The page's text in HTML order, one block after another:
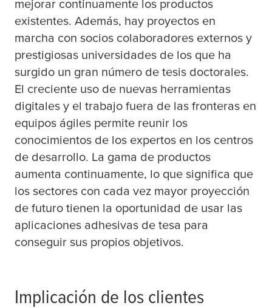
mejorar continuamente los productos
existentes. Además, hay proyectos en
marcha con socios colaboradores externos y
prestigiosas universidades de los que ha
surgido un gran número de tesis doctorales.
El creciente uso de nuevas herramientas
digitales y el trabajo fuera de las fronteras en
equipos ágiles permite reunir los
conocimientos de los expertos en los centros
de desarrollo. La gama de productos
aumenta continuamente, lo que significa que
los sectores con cada vez mayor proyección
de futuro tienen la oportunidad de usar las
aplicaciones adhesivas de tesa para
conseguir sus propios objetivos.
Implicación de los clientes